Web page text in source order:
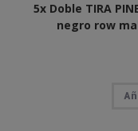
5x Doble TIRA
negro row